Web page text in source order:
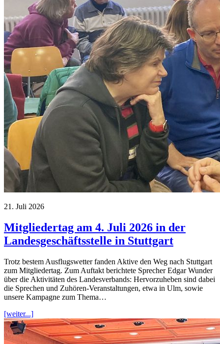
21. Juli 2026
Mitgliedertag am 4. Juli 2026 in der
Landesgeschäftsstelle in Stuttgart
Trotz bestem Ausflugswetter fanden Aktive den Weg nach Stuttgart
zum Mitgliedertag. Zum Auftakt berichtete Sprecher Edgar Wunder
über die Aktivitäten des Landesverbands: Hervorzuheben sind dabei
die Sprechen und Zuhören-Veranstaltungen, etwa in Ulm, sowie
unsere Kampagne zum Thema…
[weiter...]